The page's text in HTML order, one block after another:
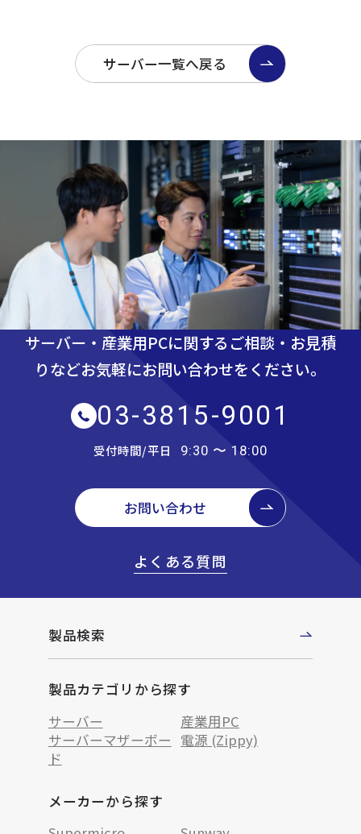
サーバー一覧へ戻る
サーバー・産業用PCに関するご相談・お見積
りなどお気軽にお問い合わせをください。
03-3815-9001
受付時間/平日 9:30 〜 18:00
お問い合わせ
よくある質問
製品検索
製品カテゴリから探す
サーバー
産業用PC
サーバーマザーボー
ド
電源 (Zippy)
メーカーから探す